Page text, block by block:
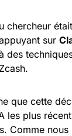
chercheur
sur
des
que cette
les plus
Comme